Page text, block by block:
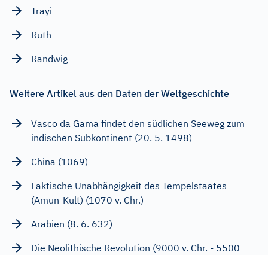
Trayi
Ruth
Randwig
Weitere Artikel aus den Daten der Weltgeschichte
Vasco da Gama findet den südlichen Seeweg zum
indischen Subkontinent (20. 5. 1498)
China (1069)
Faktische Unabhängigkeit des Tempelstaates
(Amun-Kult) (1070 v. Chr.)
Arabien (8. 6. 632)
Die Neolithische Revolution (9000 v. Chr. - 5500